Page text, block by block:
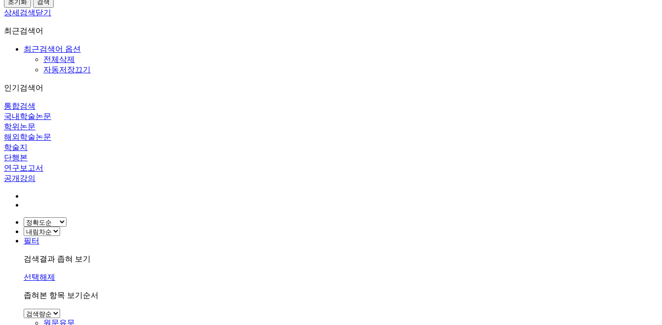
상세검색닫기
최근검색어
최근검색어 옵션
전체삭제
자동저장끄기
인기검색어
통합검색
국내학술논문
학위논문
해외학술논문
학술지
단행본
연구보고서
공개강의
필터
검색결과 좁혀 보기
선택해제
좁혀본 항목 보기순서
원문유무